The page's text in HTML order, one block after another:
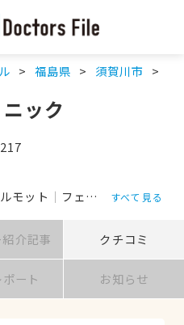
福島県 須賀川市
ック
モット フェレット うさぎ
すべて見る
紹介記事 クチコミ
ート お知らせ